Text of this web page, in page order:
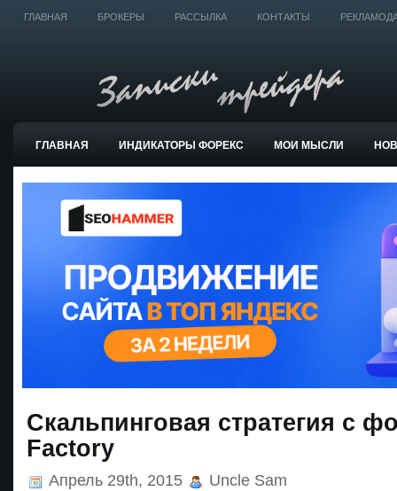
ГЛАВНАЯ БРОКЕРЫ РАССЫЛКА КОНТАКТЫ
ГЛАВНАЯ ИНДИКАТОРЫ ФОРЕКС МОИ МЫСЛИ
ТОРГОВЫЕ СИСТЕМЫ
Скальпинговая стратегия с
Factory
Апрель 29th, 2015 Uncle Sam